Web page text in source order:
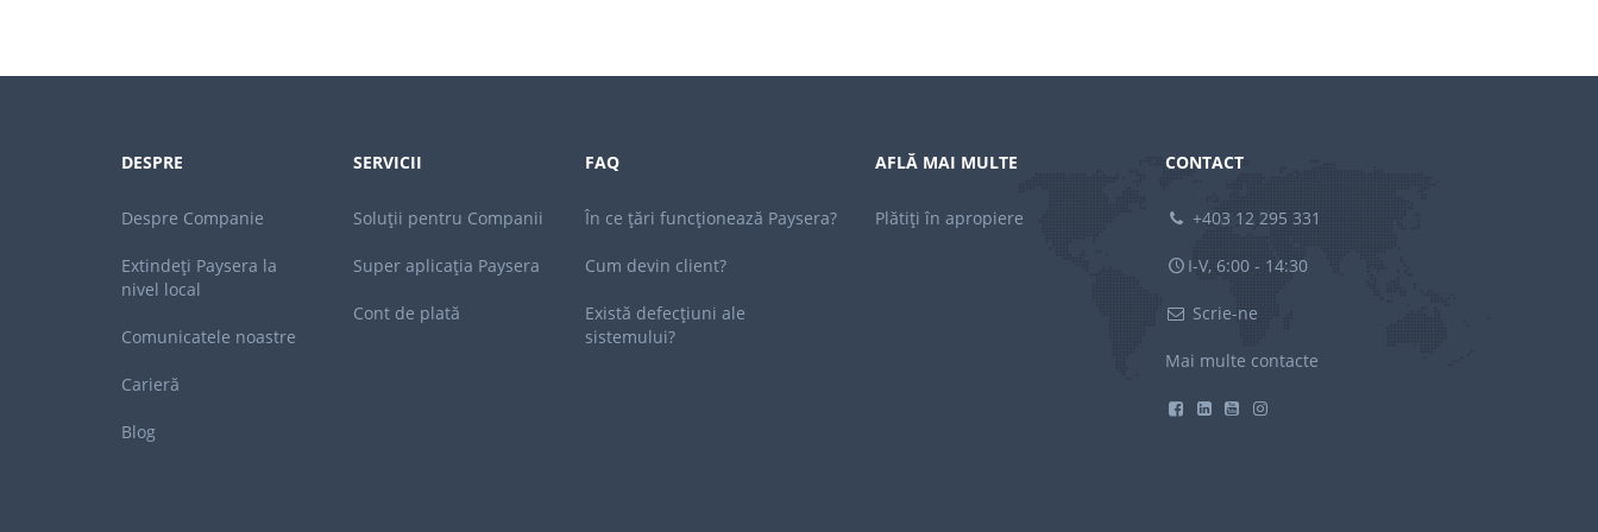
DESPRE
Despre Companie
Extindeți Paysera la
nivel local
Comunicatele noastre
Carieră
Blog
SERVICII
Soluții pentru Companii
Super aplicația Paysera
Cont de plată
FAQ
În ce țări funcționează Paysera?
Cum devin client?
Există defecțiuni ale
sistemului?
AFLĂ MAI MULTE
Plătiți în apropiere
CONTACT
+403 12 295 331
I-V, 6:00 - 14:30
Scrie-ne
Mai multe contacte